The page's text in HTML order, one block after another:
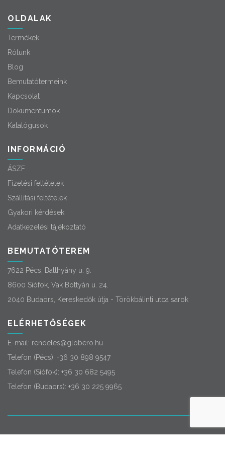
OLDALAK
Termékek
Rólunk
Blog
Bemutatótermeink
Kapcsolat
Dokumentumok
Katalógusok
INFORMÁCIÓ
ÁSZF
Fizetési feltételek
Szállítási feltételek
Gyakori kérdések
Adatkezelési tájékoztató
BEMUTATÓTEREM
7622 Pécs, Batthyány u. 9.
8600 Siófok, Vak Bottyán u. 24.
2040 Budaörs, Kereskedők útja - Törökbálinti utca sarok
ELÉRHETŐSÉGEK
E-mail: rendeles@globero.hu
Telefon (Pécs): +36 30 898 9547
Telefon (Siófok): +36 30 682 5495
Telefon (Budaörs): +36 30 225 9965